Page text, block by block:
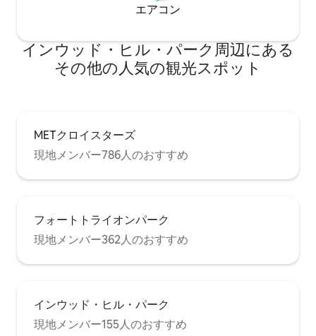
エアコン
インウッド・ヒル・パーク⁠周⁠辺⁠に⁠あ⁠る
そ⁠の⁠他⁠の人⁠気⁠の観⁠光⁠ス⁠ポ⁠ッ⁠ト
METクロイスターズ
現地メンバー786人のおすすめ
フォートトライオンパーク
現地メンバー362人のおすすめ
インウッド・ヒル・パーク
現地メンバー155人のおすすめ